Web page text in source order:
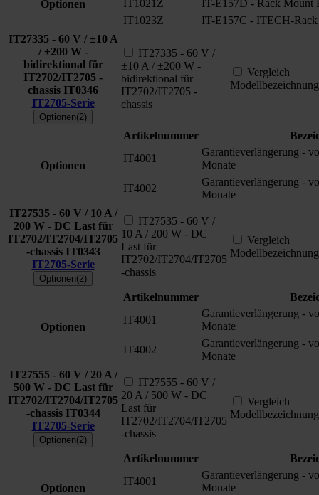
Optionen
IT1021Z
IT-E157D - Rack Mount
IT1023Z
IT-E157C - ITECH-
IT27335 - 60 V / ±10 A
/ ±200 W -
bidirektional für
IT2702/IT2705 -
chassis IT0346
IT2705-Serie
Optionen(2)
IT27335 - 60 V /
±10 A / ±200 W -
bidirektional für
IT2702/IT2705 -
chassis
Vergleich
Modellbezeichnung
Optionen
Artikelnummer
IT4001
Garantieverlängerung -
Monate
IT4002
Garantieverlängerung -
Monate
IT27535 - 60 V / 10 A /
200 W - DC Last für
IT2702/IT2704/IT2705
-chassis IT0343
IT2705-Serie
Optionen(2)
IT27535 - 60 V /
10 A / 200 W - DC
Last für
IT2702/IT2704/IT2705
-chassis
Vergleich
Modellbezeichnung
Optionen
Artikelnummer
IT4001
Garantieverlängerung -
Monate
IT4002
Garantieverlängerung -
Monate
IT27555 - 60 V / 20 A /
500 W - DC Last für
IT2702/IT2704/IT2705
-chassis IT0344
IT2705-Serie
Optionen(2)
IT27555 - 60 V /
20 A / 500 W - DC
Last für
IT2702/IT2704/IT2705
-chassis
Vergleich
Modellbezeichnung
Optionen
Artikelnummer
IT4001
Garantieverlängerung -
Monate